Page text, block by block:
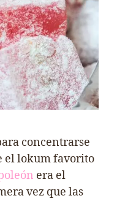
concentrarse
el lokum favorito
era el
vez que las